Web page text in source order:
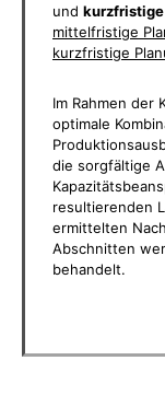
und kurzfristige
mittelfristige
kurzfristige
Im Rahmen der
optimale
die sorgfältige
resultierenden
ermittelten
Abschnitten
behandelt.